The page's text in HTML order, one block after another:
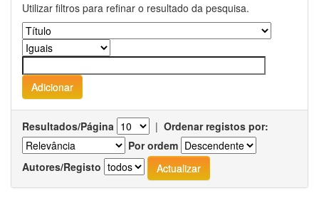
Utilizar filtros para refinar o resultado da pesquisa.
Resultados/Página | Ordenar registos por:
Por ordem
Autores/Registo